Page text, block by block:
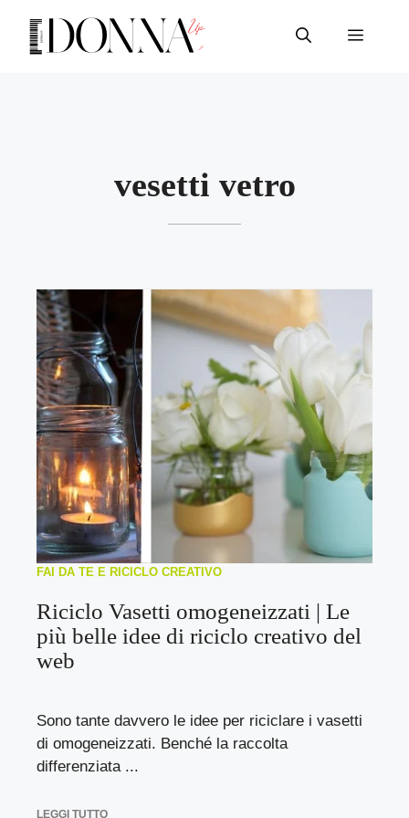
contenuto
Menu
vesetti vetro
FAI DA TE E RICICLO CREATIVO
Riciclo Vasetti omogeneizzati | Le
più belle idee di riciclo creativo del
web
Sono tante davvero le idee per riciclare i vasetti
di omogeneizzati. Benché la raccolta
differenziata ...
LEGGI TUTTO